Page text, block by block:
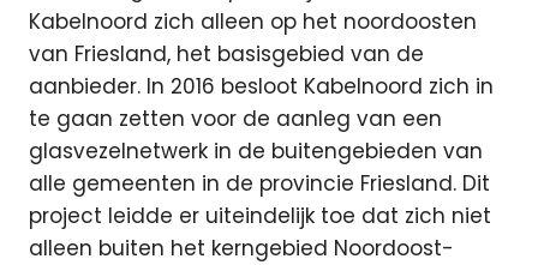
Kabelnoord zich alleen op het noordoosten
van Friesland, het basisgebied van de
aanbieder. In 2016 besloot Kabelnoord zich in
te gaan zetten voor de aanleg van een
glasvezelnetwerk in de buitengebieden van
alle gemeenten in de provincie Friesland. Dit
project leidde er uiteindelijk toe dat zich niet
alleen buiten het kerngebied Noordoost-